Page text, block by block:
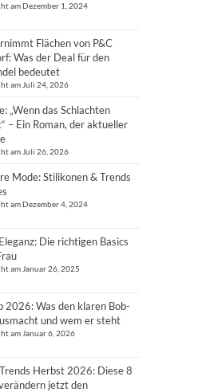
am Dezember 1, 2024
Flächen von P&C
Was der Deal für den
bedeutet
am Juli 24, 2026
„Wenn das Schlachten
– Ein Roman, der aktueller
am Juli 26, 2026
Mode: Stilikonen & Trends
am Dezember 4, 2024
Die richtigen Basics
am Januar 26, 2025
2026: Was den klaren Bob-
und wem er steht
am Januar 6, 2026
Herbst 2026: Diese 8
jetzt den